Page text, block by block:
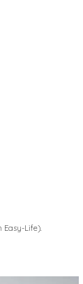
Easy-Life).